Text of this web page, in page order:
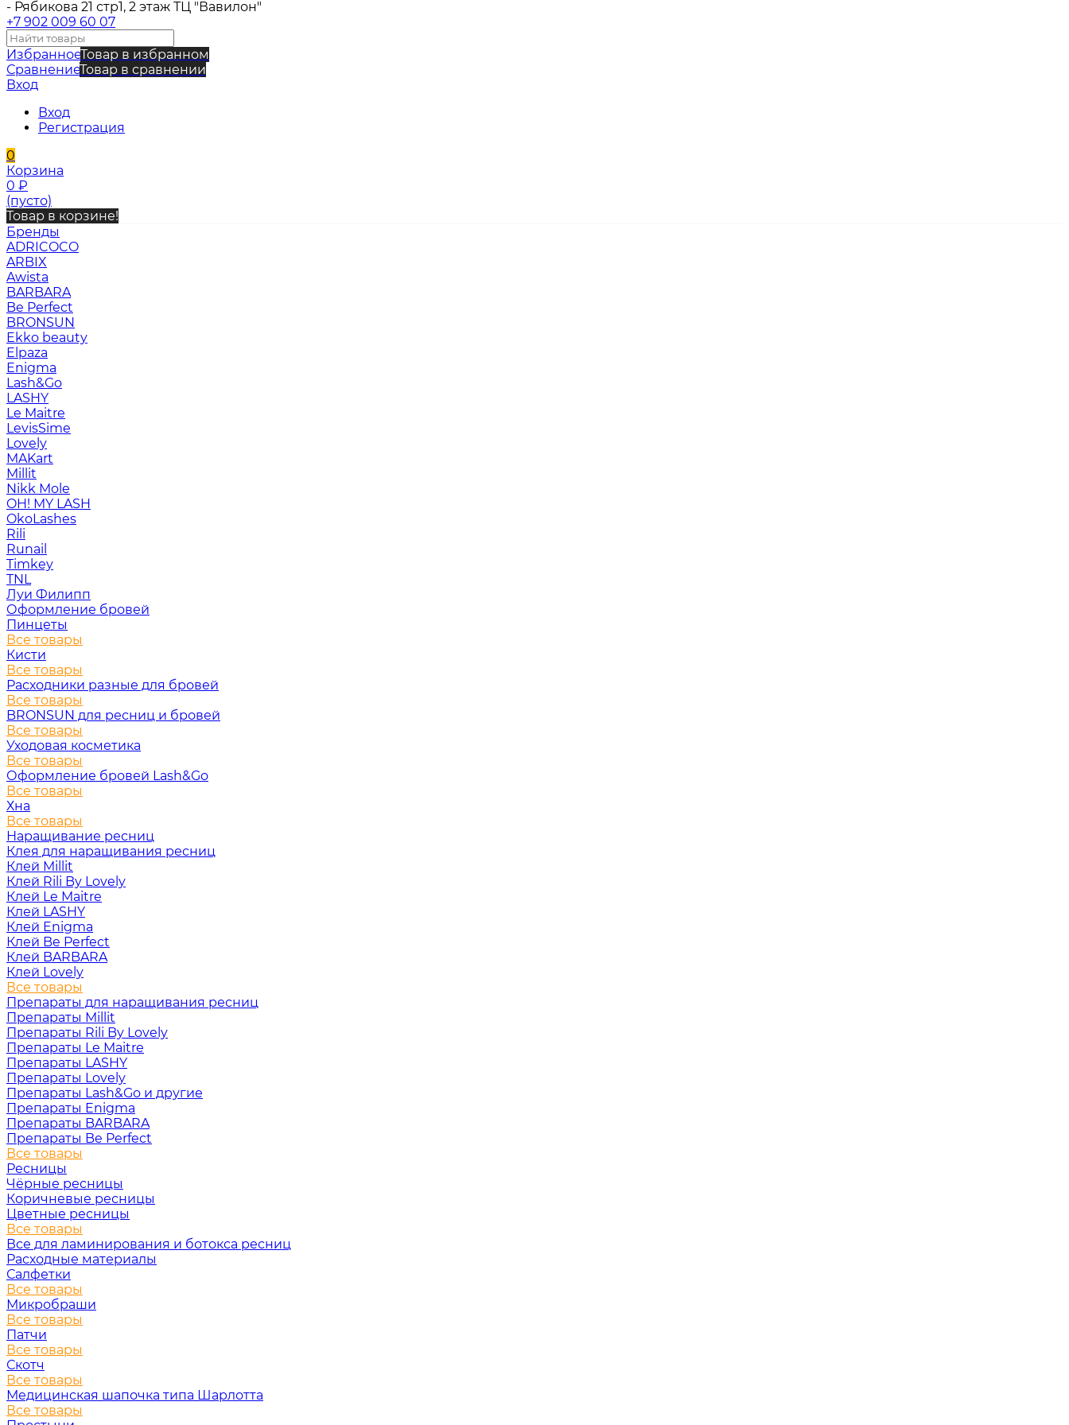
- Рябикова 21 стр1, 2 этаж ТЦ "Вавилон"
+7 902 009 60 07
ИзбранноеТовар в избранном
СравнениеТовар в сравнении
Вход
Вход
Регистрация
0
Корзина
0 ₽
(пусто)
Товар в корзине!
Бренды
ADRICOCO
ARBIX
Awista
BARBARA
Be Perfect
BRONSUN
Ekko beauty
Elpaza
Enigma
Lash&Go
LASHY
Le Maitre
LevisSime
Lovely
MAKart
Millit
Nikk Mole
OH! MY LASH
OkoLashes
Rili
Runail
Timkey
TNL
Луи Филипп
Оформление бровей
Пинцеты
Все товары
Кисти
Все товары
Расходники разные для бровей
Все товары
BRONSUN для ресниц и бровей
Все товары
Уходовая косметика
Все товары
Оформление бровей Lash&Go
Все товары
Хна
Все товары
Наращивание ресниц
Клея для наращивания ресниц
Клей Millit
Клей Rili By Lovely
Клей Le Maitre
Клей LASHY
Клей Enigma
Клей Be Perfect
Клей BARBARA
Клей Lovely
Все товары
Препараты для наращивания ресниц
Препараты Millit
Препараты Rili By Lovely
Препараты Le Maitre
Препараты LASHY
Препараты Lovely
Препараты Lash&Go и другие
Препараты Enigma
Препараты BARBARA
Препараты Be Perfect
Все товары
Ресницы
Чёрные ресницы
Коричневые ресницы
Цветные ресницы
Все товары
Все для ламинирования и ботокса ресниц
Расходные материалы
Салфетки
Все товары
Микробраши
Все товары
Патчи
Все товары
Скотч
Все товары
Медицинская шапочка типа Шарлотта
Все товары